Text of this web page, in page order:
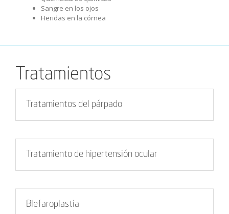
Sangre en los ojos
Heridas en la córnea
Tratamientos
Tratamientos del párpado
Tratamiento de hipertensión ocular
Blefaroplastia